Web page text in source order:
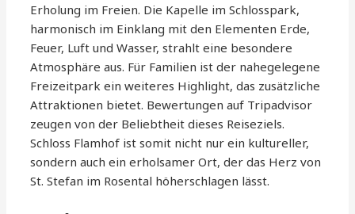
Erholung im Freien. Die Kapelle im Schlosspark,
harmonisch im Einklang mit den Elementen Erde,
Feuer, Luft und Wasser, strahlt eine besondere
Atmosphäre aus. Für Familien ist der nahegelegene
Freizeitpark ein weiteres Highlight, das zusätzliche
Attraktionen bietet. Bewertungen auf Tripadvisor
zeugen von der Beliebtheit dieses Reiseziels.
Schloss Flamhof ist somit nicht nur ein kultureller,
sondern auch ein erholsamer Ort, der das Herz von
St. Stefan im Rosental höherschlagen lässt.